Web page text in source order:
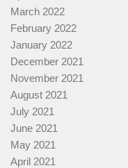
March 2022
February 2022
January 2022
December 2021
November 2021
August 2021
July 2021
June 2021
May 2021
April 2021